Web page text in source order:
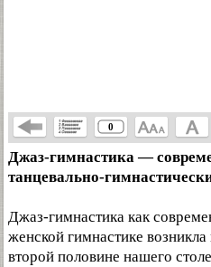
0
Джаз-гимнастика —
танцевально-
Джаз-гимнастика как
женской гимнастике
второй половине нашего